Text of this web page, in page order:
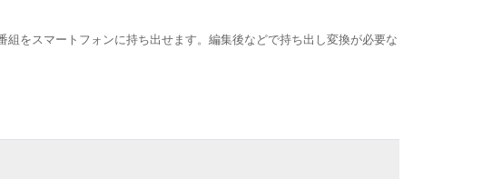
をスマートフォンに持ち出せます。編集後などで持ち出し変換が必要な